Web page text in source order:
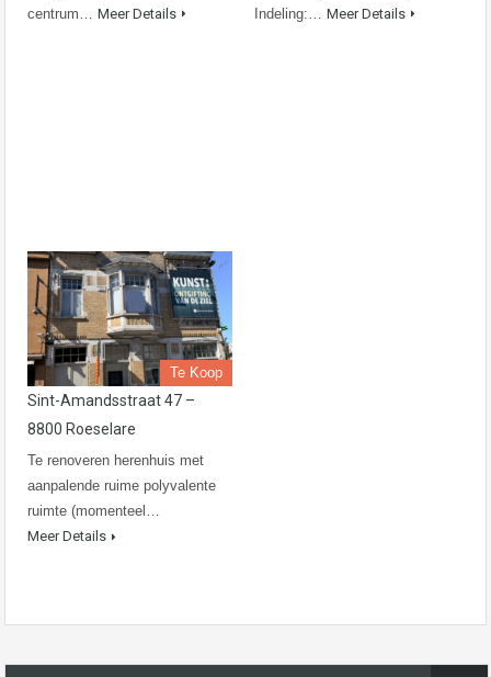
centrum… Meer Details
Indeling:… Meer Details
Te Koop
Sint-Amandsstraat 47 –
8800 Roeselare
Te renoveren herenhuis met
aanpalende ruime polyvalente
ruimte (momenteel…
Meer Details